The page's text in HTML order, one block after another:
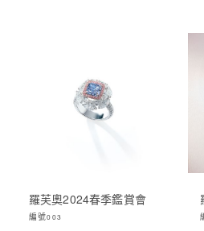
羅芙奧2024春季鑑賞會
編號003